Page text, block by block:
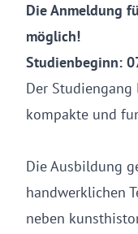
Die Anmeldung
möglich!
Studienbeginn:
Der
kompakte und
Die Ausbildung
handwerklichen
neben